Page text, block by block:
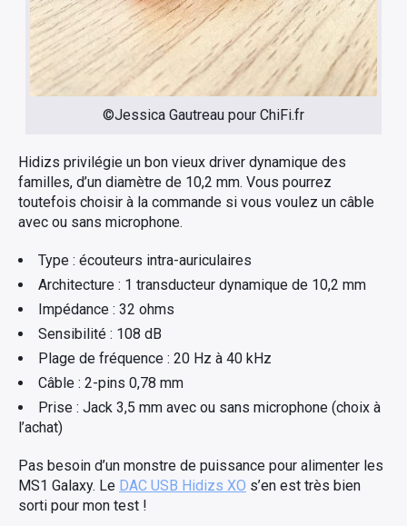
©Jessica Gautreau pour ChiFi.fr
Hidizs privilégie un bon vieux driver dynamique des
familles, d’un diamètre de 10,2 mm. Vous pourrez
toutefois choisir à la commande si vous voulez un câble
avec ou sans microphone.
Type : écouteurs intra-auriculaires
Architecture : 1 transducteur dynamique de 10,2 mm
Impédance : 32 ohms
Sensibilité : 108 dB
Plage de fréquence : 20 Hz à 40 kHz
Câble : 2-pins 0,78 mm
Prise : Jack 3,5 mm avec ou sans microphone (choix à
l’achat)
Pas besoin d’un monstre de puissance pour alimenter les
MS1 Galaxy. Le DAC USB Hidizs XO s’en est très bien
sorti pour mon test !